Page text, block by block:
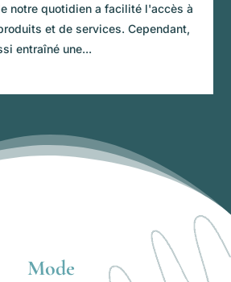
notre quotidien a facilité l'accès à
et de services. Cependant,
entraîné une...
Mode